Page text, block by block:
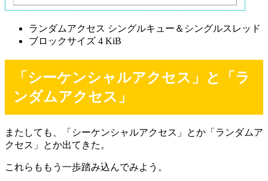
ランダムアクセス シングルキュー＆シングルスレッド
ブロックサイズ 4 KiB
「シーケンシャルアクセス」と「ラ
ンダムアクセス」
またしても、「シーケンシャルアクセス」とか「ランダムア
クセス」とか出てきた。
これらももう一歩踏み込んでみよう。